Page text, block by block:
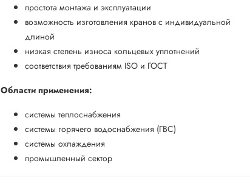
простота монтажа и эксплуатации
возможность изготовления кранов с индивидуальной
длиной
низкая степень износа кольцевых уплотнений
соответствия требованиям ISO и ГОСТ
Области применения:
системы теплоснабжения
системы горячего водоснабжения (ГВС)
системы охлаждения
промышленный сектор